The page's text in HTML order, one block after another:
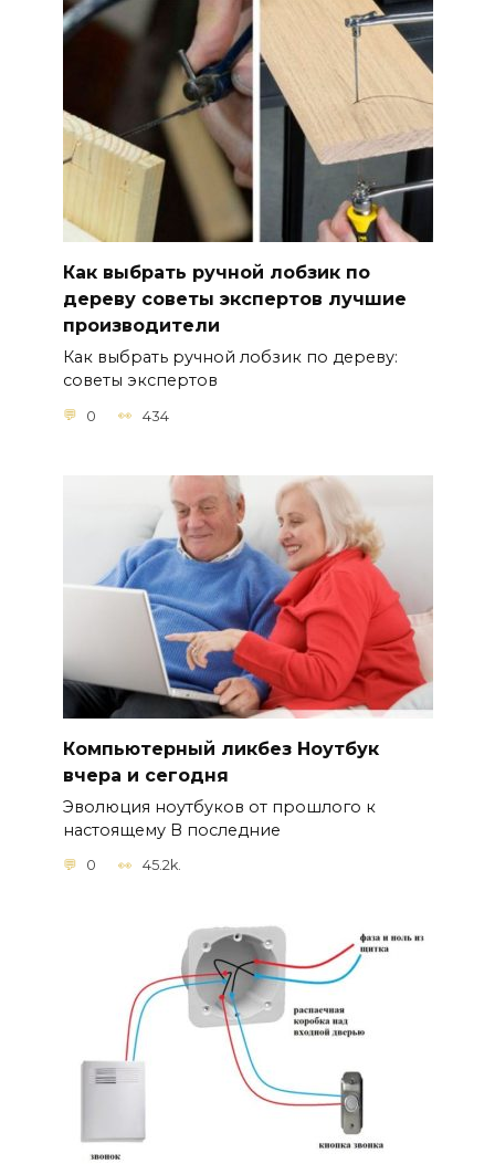
Как выбрать ручной лобзик по
дереву советы экспертов лучшие
производители
Как выбрать ручной лобзик по дереву:
советы экспертов
0 434
Компьютерный ликбез Ноутбук
вчера и сегодня
Эволюция ноутбуков от прошлого к
настоящему В последние
0 45.2k.